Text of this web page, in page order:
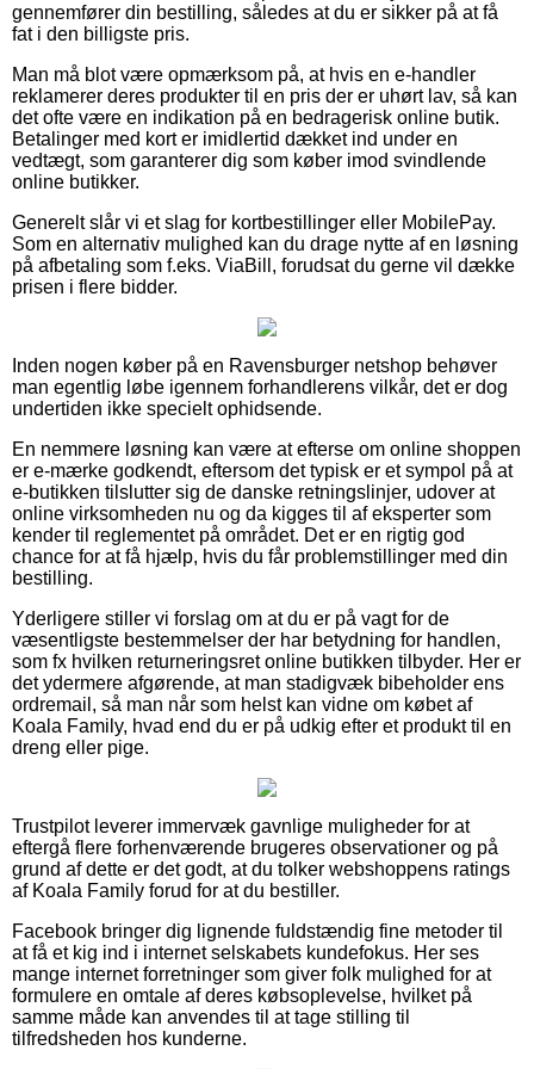
gennemfører din bestilling, således at du er sikker på at få
fat i den billigste pris.
Man må blot være opmærksom på, at hvis en e-handler
reklamerer deres produkter til en pris der er uhørt lav, så kan
det ofte være en indikation på en bedragerisk online butik.
Betalinger med kort er imidlertid dækket ind under en
vedtægt, som garanterer dig som køber imod svindlende
online butikker.
Generelt slår vi et slag for kortbestillinger eller MobilePay.
Som en alternativ mulighed kan du drage nytte af en løsning
på afbetaling som f.eks. ViaBill, forudsat du gerne vil dække
prisen i flere bidder.
Inden nogen køber på en Ravensburger netshop behøver
man egentlig løbe igennem forhandlerens vilkår, det er dog
undertiden ikke specielt ophidsende.
En nemmere løsning kan være at efterse om online shoppen
er e-mærke godkendt, eftersom det typisk er et sympol på at
e-butikken tilslutter sig de danske retningslinjer, udover at
online virksomheden nu og da kigges til af eksperter som
kender til reglementet på området. Det er en rigtig god
chance for at få hjælp, hvis du får problemstillinger med din
bestilling.
Yderligere stiller vi forslag om at du er på vagt for de
væsentligste bestemmelser der har betydning for handlen,
som fx hvilken returneringsret online butikken tilbyder. Her er
det ydermere afgørende, at man stadigvæk bibeholder ens
ordremail, så man når som helst kan vidne om købet af
Koala Family, hvad end du er på udkig efter et produkt til en
dreng eller pige.
Trustpilot leverer immervæk gavnlige muligheder for at
eftergå flere forhenværende brugeres observationer og på
grund af dette er det godt, at du tolker webshoppens ratings
af Koala Family forud for at du bestiller.
Facebook bringer dig lignende fuldstændig fine metoder til
at få et kig ind i internet selskabets kundefokus. Her ses
mange internet forretninger som giver folk mulighed for at
formulere en omtale af deres købsoplevelse, hvilket på
samme måde kan anvendes til at tage stilling til
tilfredsheden hos kunderne.